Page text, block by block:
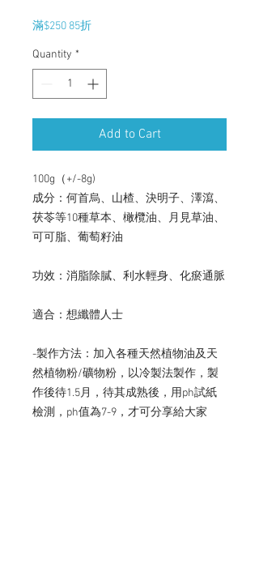
滿$250 85折
Quantity *
Add to Cart
100g（+/-8g)
成分：何首烏、山楂、決明子、澤瀉、
茯苓等10種草本、橄欖油、月見草油、
可可脂、葡萄籽油
功效：消脂除膩、利水輕身、化瘀通脈
適合：想纖體人士
-製作方法：加入各種天然植物油及天
然植物粉/礦物粉，以冷製法製作，製
作後待1.5月，待其成熟後，用ph試紙
檢測，ph值為7-9，才可分享給大家